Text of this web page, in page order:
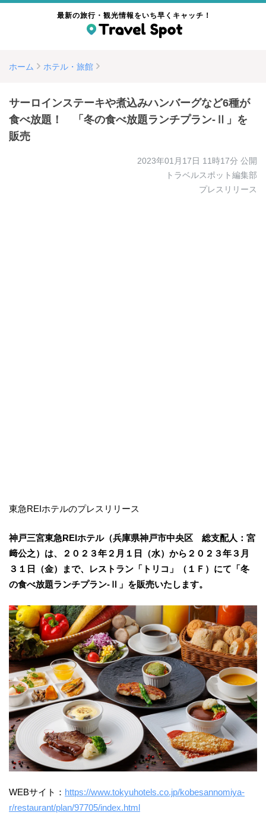
最新の旅行・観光情報をいち早くキャッチ！
ホーム ホテル・旅館
サーロインステーキや煮込みハンバーグなど6種が
食べ放題！ 「冬の食べ放題ランチプラン-Ⅱ」を
販売
2023年01月17日 11時17分 公開
トラベルスポット編集部
プレスリリース
東急REIホテルのプレスリリース
神戸三宮東急REIホテル（兵庫県神戸市中央区 総支配人：宮
﨑公之）は、２０２３年２月１日（水）から２０２３年３月
３１日（金）まで、レストラン「トリコ」（１Ｆ）にて「冬
の食べ放題ランチプラン-Ⅱ」を販売いたします。
WEBサイト： https://www.tokyuhotels.co.jp/kobesannomiya-
r/restaurant/plan/97705/index.html